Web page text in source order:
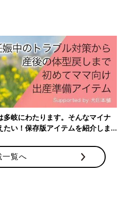
」
ック型のボックスをGETしまし
ップ＆デールをチョイス。こん
らった人はますますうれしくな
種類も豊富！
岐にわたります。そんなマイナ
い！保存版アイテムを紹介しま
一覧へ